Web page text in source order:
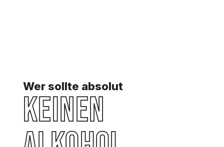
Wer sollte absolut
keinen